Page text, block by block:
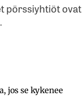
pörssiyhtiöt ovat
jos se kykenee